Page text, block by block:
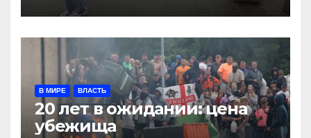
В МИРЕ ВЛАСТЬ
20 лет в ожидании: цена
убежища